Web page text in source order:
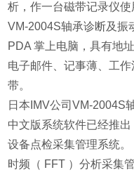
析，作一台磁带记录仪使
VM-2004S轴承诊断及振
PDA 掌上电脑，具有地
电子邮件、记事薄、工
带。
日本IMV公司VM-2004S
中文版系统软件已经推出
设备点检采集管理系统。
时频（ FFT ）分析采集